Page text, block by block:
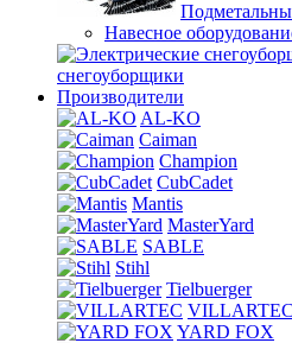
Навесное
снегоуборщики
Производители
AL-KO
Caiman
Champion
CubCadet
Mantis
MasterYard
SABLE
Stihl
Tielbuerger
VILLARTEC
YARD FOX